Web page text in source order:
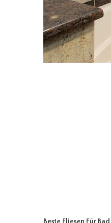
Beste Fliesen Für Bad